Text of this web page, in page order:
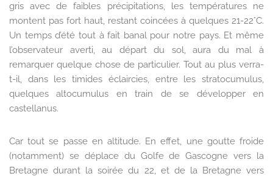
gris avec de faibles précipitations, les températures ne
montent pas fort haut, restant coincées à quelques 21-22°C.
Un temps d’été tout à fait banal pour notre pays. Et même
l’observateur averti, au départ du sol, aura du mal à
remarquer quelque chose de particulier. Tout au plus verra-
t-il, dans les timides éclaircies, entre les stratocumulus,
quelques altocumulus en train de se développer en
castellanus.
Car tout se passe en altitude. En effet, une goutte froide
(notamment) se déplace du Golfe de Gascogne vers la
Bretagne durant la soirée du 22, et de la Bretagne vers